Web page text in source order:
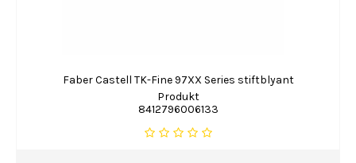
Faber Castell TK-Fine 97XX Series stiftblyant
Produkt
8412796006133